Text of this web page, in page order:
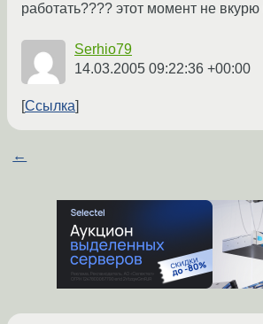
работать???? этот момент не вкурю
Serhio79
14.03.2005 09:22:36 +00:00
Ссылка
←